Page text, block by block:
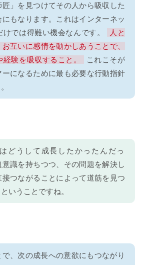
匠」を見つけてその人から吸収した
にもなります。これはインターネッ
けでは得難い機会なんです。
人と
互いに感情を動かしあうことで、
験を吸収すること。
これこそが
になるために最も必要な行動指針
どうして成長したかったんだっ
識を持ちつつ、その問題を解決し
つながることによって道筋を見つ
いうことですね。
で、次の成長への意欲にもつながり